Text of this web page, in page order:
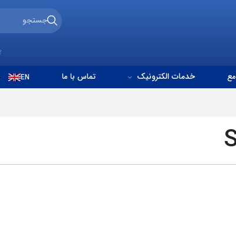
خدمات الکترونیک تماس با ما EN